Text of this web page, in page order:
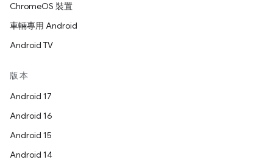
ChromeOS 裝置
車輛專用 Android
Android TV
版本
Android 17
Android 16
Android 15
Android 14